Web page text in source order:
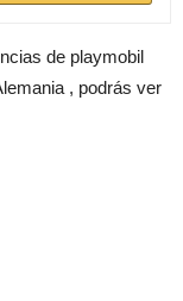
de playmobil
, podrás ver